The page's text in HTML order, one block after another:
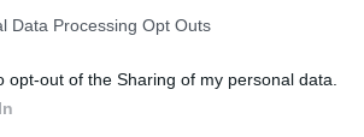
Data Processing Opt Outs
opt-out of the Sharing of my personal data.
πραγματοποιήθηκαν στο
και στο Εργαστήριο
ΑΤΤΙΚΟΝ.